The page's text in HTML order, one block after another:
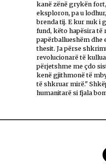
kanë zënë grykën
eksploron, pa u
brenda tij. E kur nuk i
fund, këto hapësira të
papërballueshëm dhe
thesit. Ja përse
revolucionarë të
përjetshme me çdo
kenë gjithmonë të
të shkruar mirë."
humanitarë si fjala